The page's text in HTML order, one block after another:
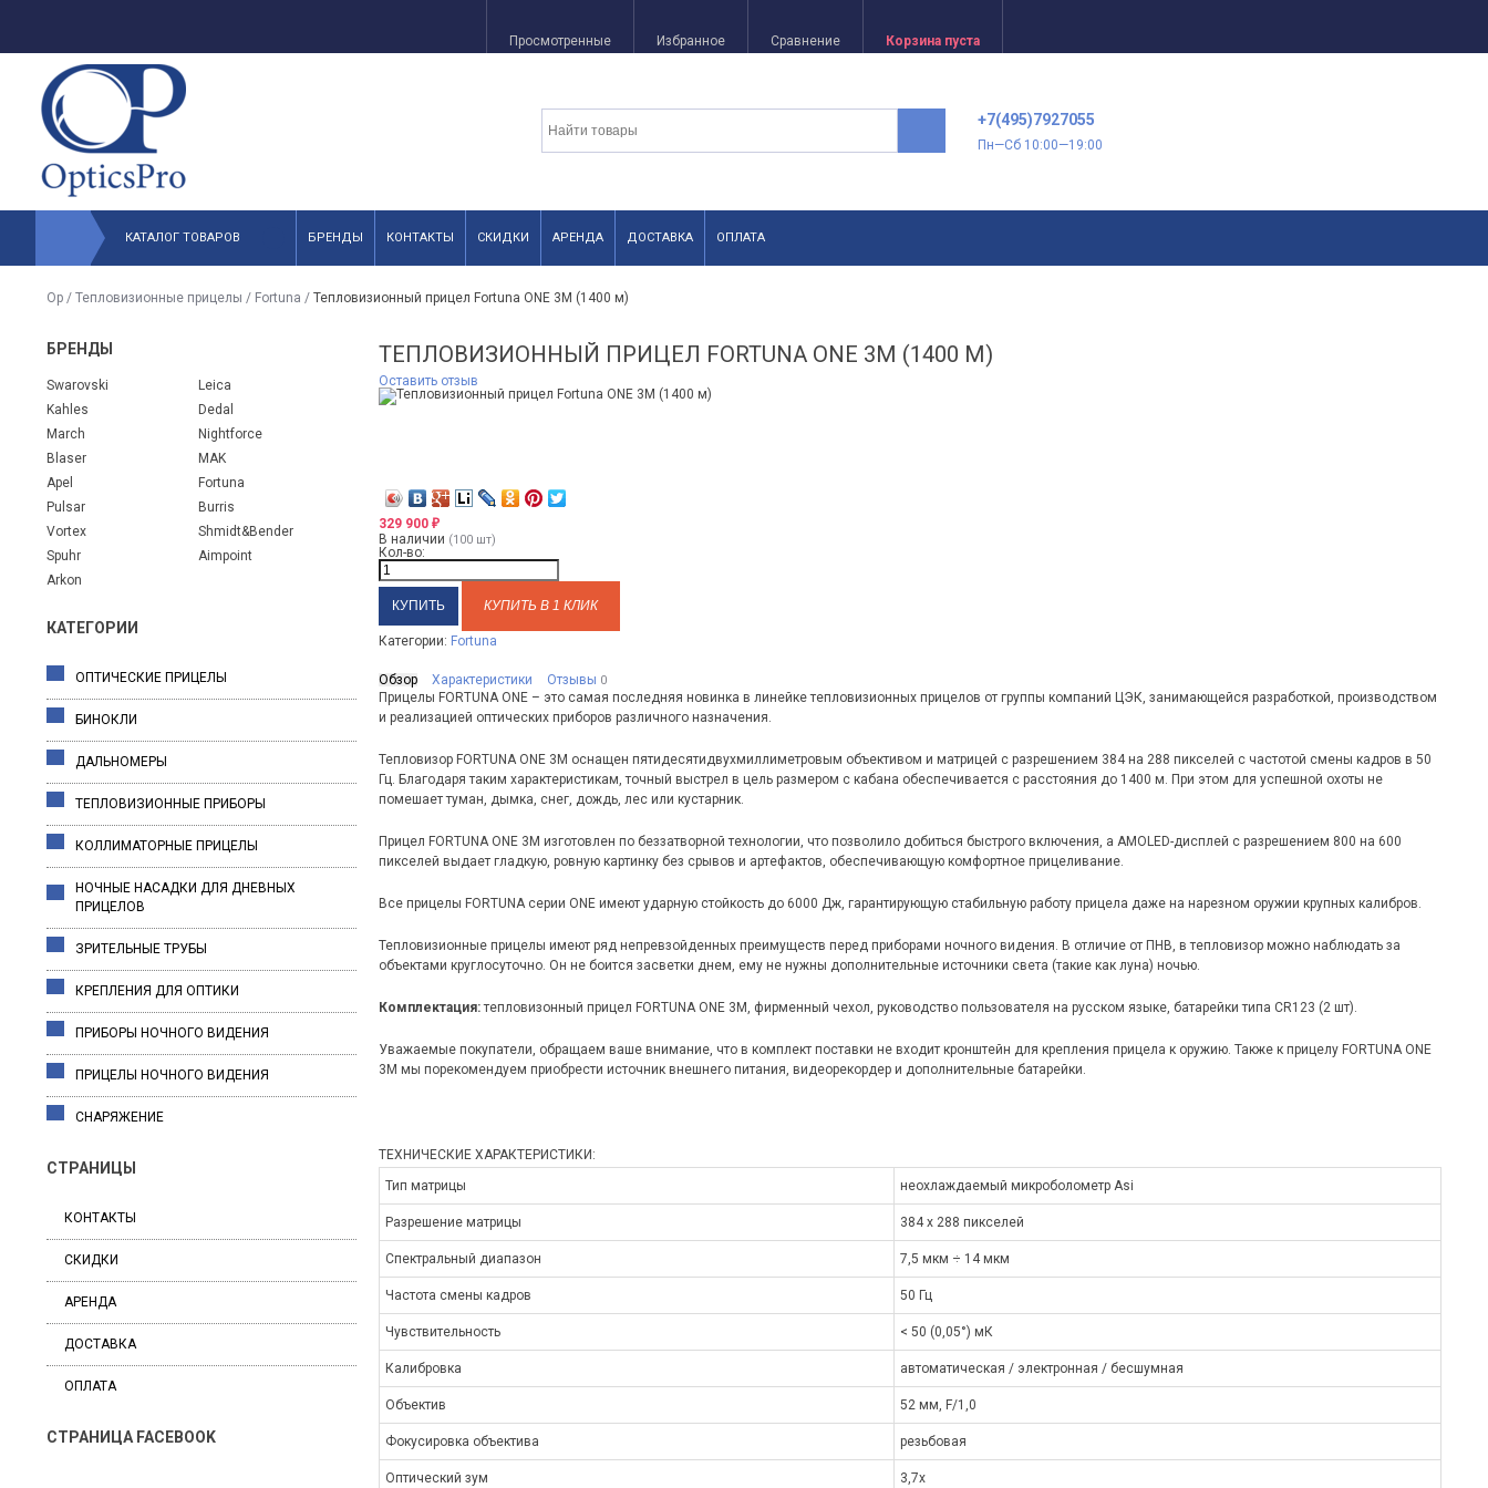
Просмотренные Избранное Сравнение Корзина пуста
+7(495)7927055
Пн—Сб 10:00—19:00
КАТАЛОГ ТОВАРОВ БРЕНДЫ КОНТАКТЫ СКИДКИ АРЕНДА ДОСТАВКА ОПЛАТА
Op / Тепловизионные прицелы / Fortuna / Тепловизионный прицел Fortuna ONE 3M (1400 м)
БРЕНДЫ
Swarovski
Leica
Kahles
Dedal
March
Nightforce
Blaser
MAK
Apel
Fortuna
Pulsar
Burris
Vortex
Shmidt&Bender
Spuhr
Aimpoint
Arkon
КАТЕГОРИИ
ОПТИЧЕСКИЕ ПРИЦЕЛЫ
БИНОКЛИ
ДАЛЬНОМЕРЫ
ТЕПЛОВИЗИОННЫЕ ПРИБОРЫ
КОЛЛИМАТОРНЫЕ ПРИЦЕЛЫ
НОЧНЫЕ НАСАДКИ ДЛЯ ДНЕВНЫХ
ПРИЦЕЛОВ
ЗРИТЕЛЬНЫЕ ТРУБЫ
КРЕПЛЕНИЯ ДЛЯ ОПТИКИ
ПРИБОРЫ НОЧНОГО ВИДЕНИЯ
ПРИЦЕЛЫ НОЧНОГО ВИДЕНИЯ
СНАРЯЖЕНИЕ
СТРАНИЦЫ
КОНТАКТЫ
СКИДКИ
АРЕНДА
ДОСТАВКА
ОПЛАТА
СТРАНИЦА FACEBOOK
ТЕПЛОВИЗИОННЫЙ ПРИЦЕЛ FORTUNA ONE 3M (1400 М)
Оставить отзыв
329 900 ₽
В наличии (100 шт)
Кол-во:
КУПИТЬ В 1 КЛИК
Категории: Fortuna
Обзор Характеристики Отзывы 0
Прицелы FORTUNA ONE – это самая последняя новинка в линейке тепловизионных прицелов от группы компаний ЦЭК, занимающейся разработкой, производством
и реализацией оптических приборов различного назначения.
Тепловизор FORTUNA ONE 3M оснащен пятидесятидвухмиллиметровым объективом и матрицей с разрешением 384 на 288 пикселей с частотой смены кадров в 50
Гц. Благодаря таким характеристикам, точный выстрел в цель размером с кабана обеспечивается с расстояния до 1400 м. При этом для успешной охоты не
помешает туман, дымка, снег, дождь, лес или кустарник.
Прицел FORTUNA ONE 3M изготовлен по беззатворной технологии, что позволило добиться быстрого включения, а AMOLED-дисплей с разрешением 800 на 600
пикселей выдает гладкую, ровную картинку без срывов и артефактов, обеспечивающую комфортное прицеливание.
Все прицелы FORTUNA серии ONE имеют ударную стойкость до 6000 Дж, гарантирующую стабильную работу прицела даже на нарезном оружии крупных калибров.
Тепловизионные прицелы имеют ряд непревзойденных преимуществ перед приборами ночного видения. В отличие от ПНВ, в тепловизор можно наблюдать за
объектами круглосуточно. Он не боится засветки днем, ему не нужны дополнительные источники света (такие как луна) ночью.
Комплектация:тепловизонный прицел FORTUNA ONE 3M, фирменный чехол, руководство пользователя на русском языке, батарейки типа CR123 (2 шт).
Уважаемые покупатели, обращаем ваше внимание, что в комплект поставки не входит кронштейн для крепления прицела к оружию. Также к прицелу FORTUNA ONE
3M мы порекомендуем приобрести источник внешнего питания, видеорекордер и дополнительные батарейки.
ТЕХНИЧЕСКИЕ ХАРАКТЕРИСТИКИ:
Тип матрицы
неохлаждаемый микроболометр Asi
Разрешение матрицы 384 х 288 пикселей
Спектральный диапазон 7,5 мкм ÷ 14 мкм
Частота смены кадров 50 Гц
Чувствительность < 50 (0,05°) мК
Калибровка автоматическая / электронная / бесшумная
Объектив 52 мм, F/1,0
Фокусировка объектива резьбовая
Оптический зум 3,7х